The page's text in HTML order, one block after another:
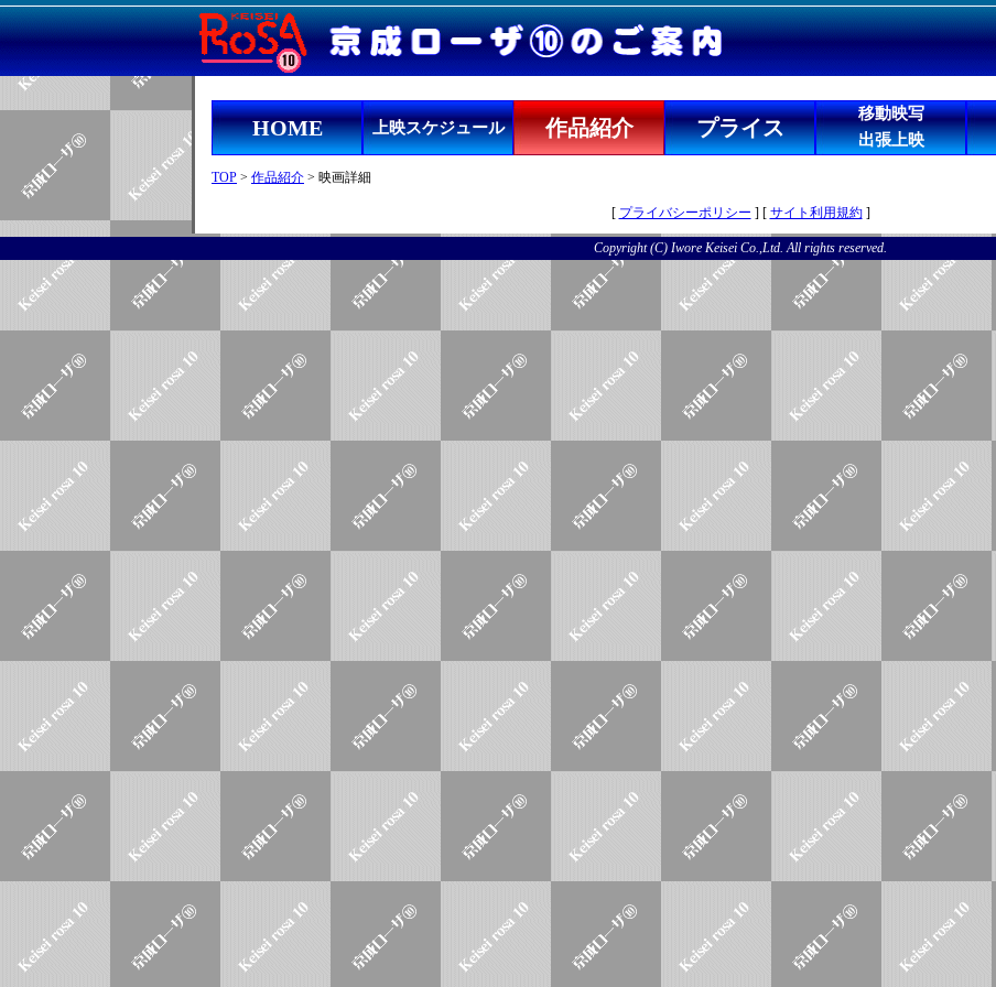
HOME 上映スケジュール 作品紹介 プライス
移動映写
出張上映
TOP > 作品紹介 > 映画詳細
[ プライバシーポリシー ] [ サイト利用規約]
Copyright (C) Iwore Keisei Co.,Ltd. All rights reserved.